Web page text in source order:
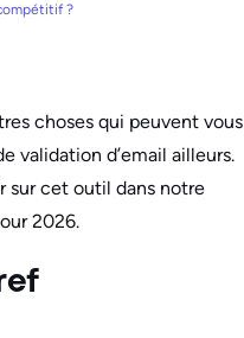
?
choses qui peuvent vous
validation d’email ailleurs.
sur cet outil dans notre
2026.